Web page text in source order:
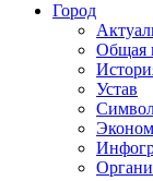
Город
Общая
Устав